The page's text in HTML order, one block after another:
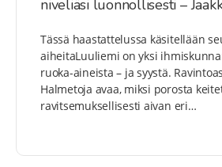
niveliäsi luonnollisesti –
Tässä haastattelussa käsitellään
aiheitaLuuliemi on yksi
ruoka-aineista – ja syystä.
Halmetoja avaa, miksi porosta
ravitsemuksellisesti aivan eri…